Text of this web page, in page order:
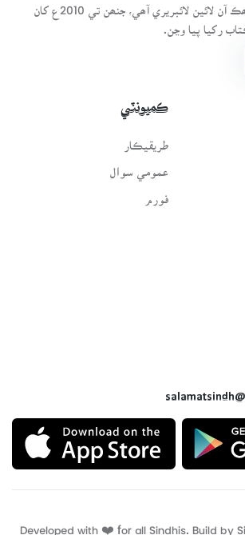
سنڌسلامت ڪتاب گهر ھڪ آن لائين لائبريري آھي، جنھن تي 2010ع کان
رکيا پيا وڃن.
ڪميونٽي
طريقيڪار
عمومي سوال
فورم
Developed with ❤️ for all Sindhis. Build by